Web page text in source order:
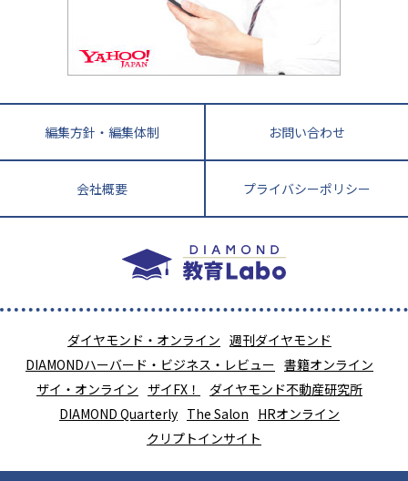
長崎県 熊本県
鹿児島県 沖縄県
教育ジャーナリストが徹底解説！ 大学受験の羅
編集方針・編集体制 お問い合わせ
会社概要 プライバシーポリシー
ダイヤモンド・オンライン 週刊ダイヤモンド
DIAMONDハーバード・ビジネス・レビュー 書籍オンライン
ザイ・オンライン ザイFX！
ダイヤモンド不動産研究所
DIAMOND Quarterly The Salon HRオンライン
クリプトインサイト